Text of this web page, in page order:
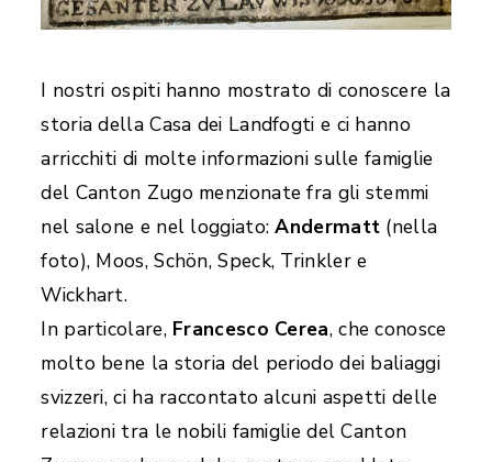
I nostri ospiti hanno mostrato di conoscere la
storia della Casa dei Landfogti e ci hanno
arricchiti di molte informazioni sulle famiglie
del Canton Zugo menzionate fra gli stemmi
nel salone e nel loggiato:Andermatt (nella
foto), Moos, Schön, Speck, Trinkler e
Wickhart.
In particolare, Francesco Cerea, che conosce
molto bene la storia del periodo dei baliaggi
svizzeri, ci ha raccontato alcuni aspetti delle
relazioni tra le nobili famiglie del Canton